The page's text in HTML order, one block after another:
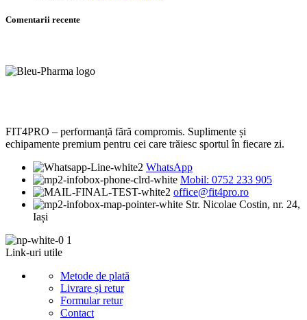
Comentarii recente
FIT4PRO – performanță fără compromis. Suplimente și
echipamente premium pentru cei care trăiesc sportul în fiecare zi.
WhatsApp
Mobil: 0752 233 905
office@fit4pro.ro
Str. Nicolae Costin, nr. 24,
Iași
Link-uri utile
Metode de plată
Livrare și retur
Formular retur
Contact